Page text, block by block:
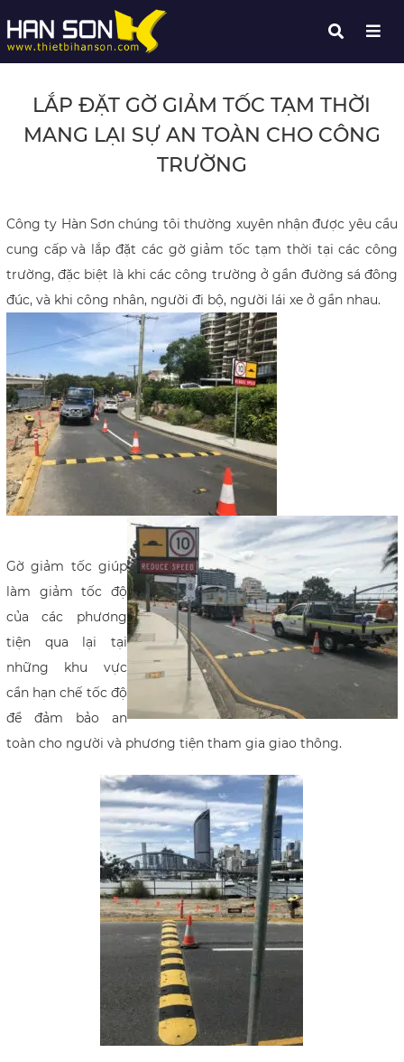
LẮP ĐẶT GỜ GIẢM TỐC TẠM THỜI
MANG LẠI SỰ AN TOÀN CHO CÔNG
TRƯỜNG
Công ty Hàn Sơn chúng tôi thường xuyên nhận được yêu cầu
cung cấp và lắp đặt các gờ giảm tốc tạm thời tại các công
trường, đặc biệt là khi các công trường ở gần đường sá đông
đúc, và khi công nhân, người đi bộ, người lái xe ở gần nhau.
Gờ giảm tốc giúp
làm giảm tốc độ
của các phương
tiện qua lại tại
những khu vực
cần hạn chế tốc độ
để đảm bảo an
toàn cho người và phương tiện tham gia giao thông.